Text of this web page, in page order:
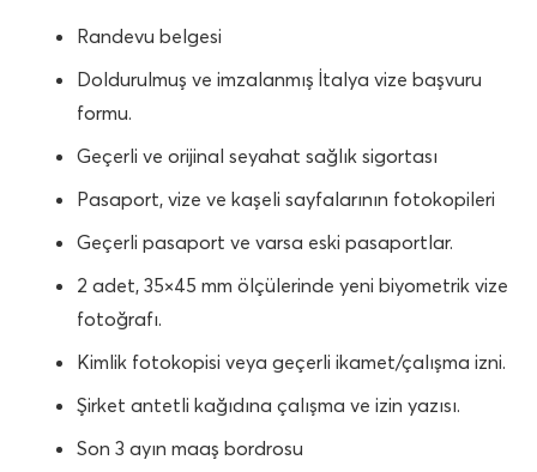
Randevu belgesi
Doldurulmuş ve imzalanmış İtalya vize başvuru
formu.
Geçerli ve orijinal seyahat sağlık sigortası
Pasaport, vize ve kaşeli sayfalarının fotokopileri
Geçerli pasaport ve varsa eski pasaportlar.
2 adet, 35×45 mm ölçülerinde yeni biyometrik vize
fotoğrafı.
Kimlik fotokopisi veya geçerli ikamet/çalışma izni.
Şirket antetli kağıdına çalışma ve izin yazısı.
Son 3 ayın maaş bordrosu